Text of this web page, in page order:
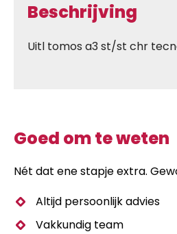
Beschrijving
Uitl tomos a3 st/st chr
Goed om te weten
Nét dat ene stapje extra.
Altijd persoonlijk advies
Vakkundig team